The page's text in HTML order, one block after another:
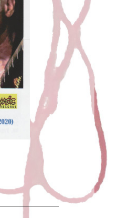
MAGICRECORDS
« Frenchman » sont
la composition.
de nouvelles […]